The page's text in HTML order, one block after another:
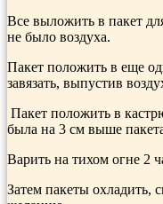
Все выложить в пакет
не было воздуха.
Пакет положить в еще
завязать, выпустив
Пакет положить в
была на 3 см выше
Варить на тихом огне 2
Затем пакеты охладить,